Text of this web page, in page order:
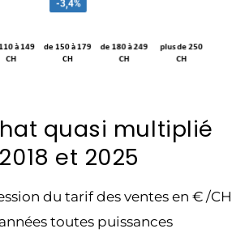
quasi multiplié
et 2025
du tarif des ventes en € /CH
toutes puissances